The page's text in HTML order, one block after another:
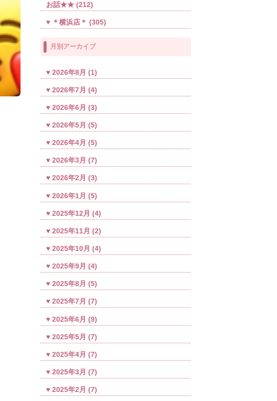
お話★★ (212)
＊横浜店＊ (305)
月別アーカイブ
2026年8月 (1)
2026年7月 (4)
2026年6月 (3)
2026年5月 (5)
2026年4月 (5)
2026年3月 (7)
2026年2月 (3)
2026年1月 (5)
2025年12月 (4)
2025年11月 (2)
2025年10月 (4)
2025年9月 (4)
2025年8月 (5)
2025年7月 (7)
2025年6月 (9)
2025年5月 (7)
2025年4月 (7)
2025年3月 (7)
2025年2月 (7)